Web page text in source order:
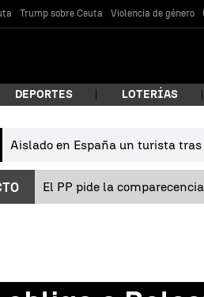
Trump sobre Ceuta Violencia de género
¿Qué estás
DEPORTES LOTERÍAS
Aislado en España un turista
El PP pide la